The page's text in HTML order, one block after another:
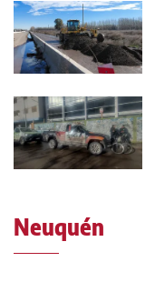
Neuquén